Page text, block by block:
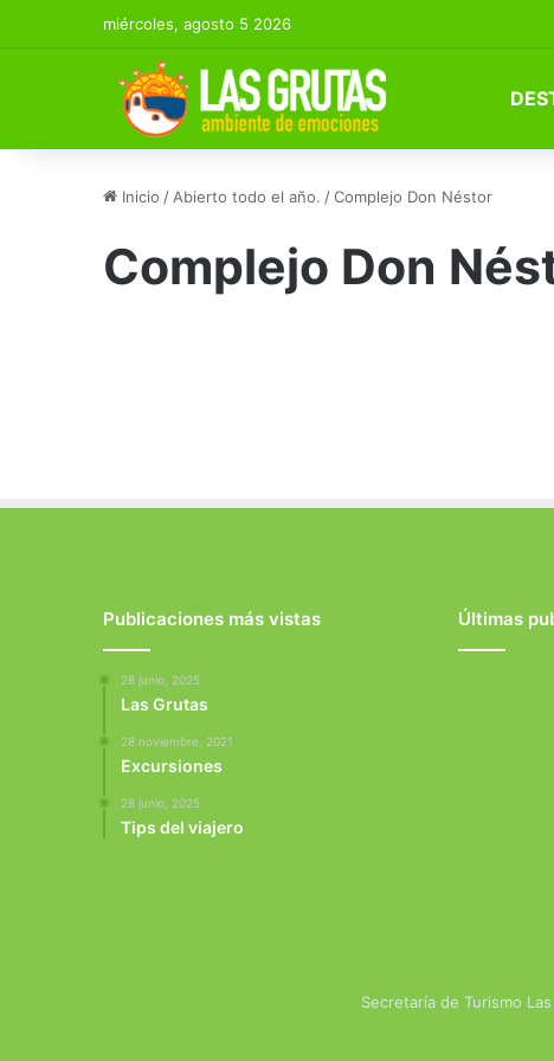
miércoles, agosto 5 2026
Inicio / Abierto todo el año. /Complejo Don Néstor
Complejo Don
Publicaciones más vistas
28 junio, 2025
Las Grutas
28 noviembre, 2021
Excursiones
28 junio, 2025
Tips del viajero
Últimas
Secretaría de Turismo